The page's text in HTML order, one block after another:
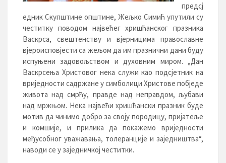
предсј
едник Скупштине општине, Жељко Симић упутили су
честитку поводом највећег хришћанског празника
Васкрса, свештенству и вјерницима православне
вјероисповјести са жељом да им празнични дани буду
испуњени задовољством и духовним миром. „Дан
Васкрсења Христовог нека служи као подсјетник на
вриједности садржане у симболици Христове побједе
живота над смрћу, правде над неправдом, љубави
над мржњом. Нека највећи хришћански празник буде
мотив да чинимо добро за своју породицу, пријатеље
и комшије, и прилика да покажемо вриједности
међусобног уважавања, толеранције и заједништва“,
наводи се у заједничкој честитки.